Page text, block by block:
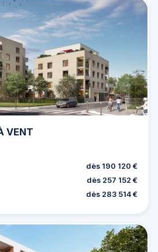
VENT
dès 190 120 €
dès 257 152 €
dès 283 514 €